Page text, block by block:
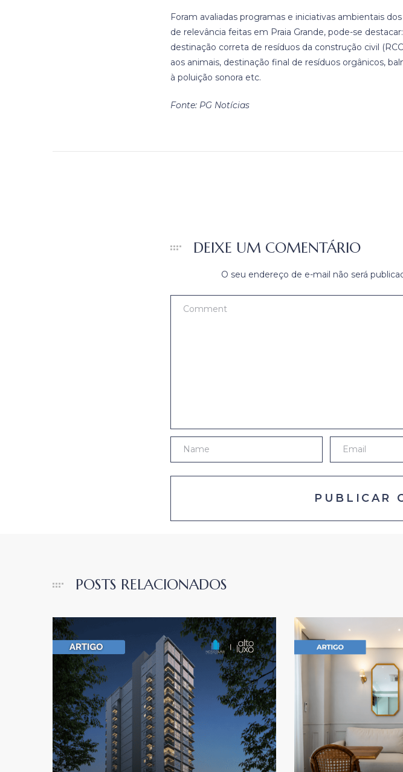
Foram avaliadas programas e iniciativas ambientais
de relevância feitas em Praia Grande, pode-se
destinação correta de resíduos da construção civil
aos animais, destinação final de resíduos orgânicos,
à poluição sonora etc.
Fonte: PG Notícias
DEIXE UM COMENTÁRIO
O seu endereço de e-mail não será
POSTS RELACIONADOS